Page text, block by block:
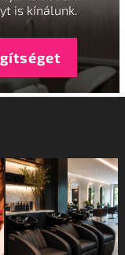
is kínálunk.